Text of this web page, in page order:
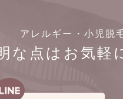
アレルギー・小児脱
な点はお気軽